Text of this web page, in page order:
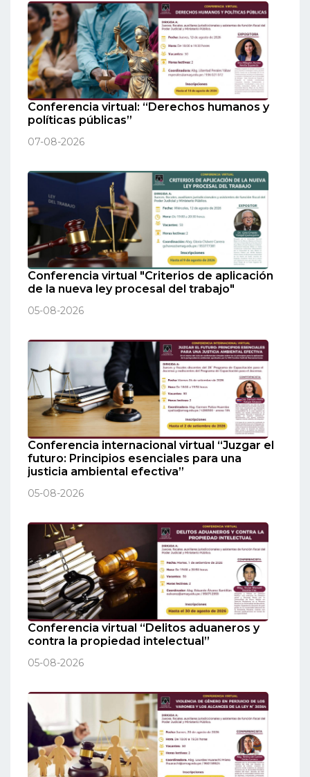
Conferencia virtual: “Derechos humanos y
políticas públicas”
07-08-2026
Conferencia virtual "Criterios de aplicación
de la nueva ley procesal del trabajo"
05-08-2026
Conferencia internacional virtual “Juzgar el
futuro: Principios esenciales para una
justicia ambiental efectiva”
05-08-2026
Conferencia virtual “Delitos aduaneros y
contra la propiedad intelectual”
05-08-2026